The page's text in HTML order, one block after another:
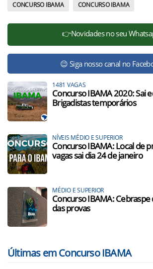
CONCURSO IBAMA CONCURSO IBAMA
👉Novidades no seu
😉 Siga nosso canal no
1481 VAGAS
Concurso IBAMA 2020: Sai
Brigadistas temporários
NÍVEIS MÉDIO E SUPERIOR
Concurso IBAMA: Local de
vagas sai dia 24 de janeiro
MÉDIO E SUPERIOR
Concurso IBAMA:
das provas
Últimas em Concurso IBAMA